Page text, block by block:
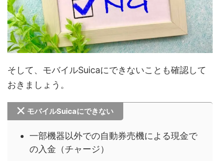
そして、モバイルSuicaにできないことも確認して
おきましょう。
モバイルSuicaにできない
一部機器以外での自動券売機による現金で
の入金（チャージ）